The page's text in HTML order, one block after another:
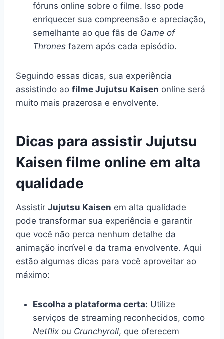
fóruns online sobre o filme. Isso pode
enriquecer sua compreensão e apreciação,
semelhante ao que fãs de Game of
Thrones fazem após cada episódio.
Seguindo essas dicas, sua experiência
assistindo ao filme Jujutsu Kaisen online será
muito mais prazerosa e envolvente.
Dicas para assistir Jujutsu
Kaisen filme online em alta
qualidade
Assistir Jujutsu Kaisen em alta qualidade
pode transformar sua experiência e garantir
que você não perca nenhum detalhe da
animação incrível e da trama envolvente. Aqui
estão algumas dicas para você aproveitar ao
máximo:
Escolha a plataforma certa: Utilize
serviços de streaming reconhecidos, como
Netflix ou Crunchyroll, que oferecem